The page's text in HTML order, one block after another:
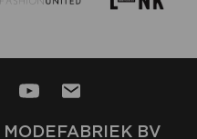
MODEFABRIEK BV